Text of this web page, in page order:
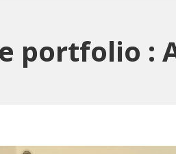
portfolio :